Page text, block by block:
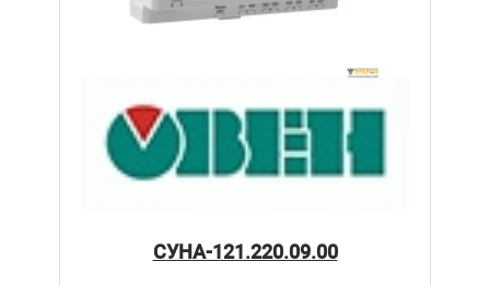
СУНА-121.220.09.00